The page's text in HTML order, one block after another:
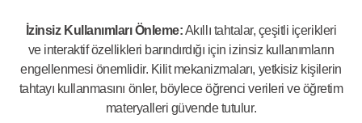
İzinsiz Kullanımları Önleme:Akıllı tahtalar, çeşitli içerikleri
ve interaktif özellikleri barındırdığı için izinsiz kullanımların
engellenmesi önemlidir. Kilit mekanizmaları, yetkisiz kişilerin
tahtayı kullanmasını önler, böylece öğrenci verileri ve öğretim
materyalleri güvende tutulur.